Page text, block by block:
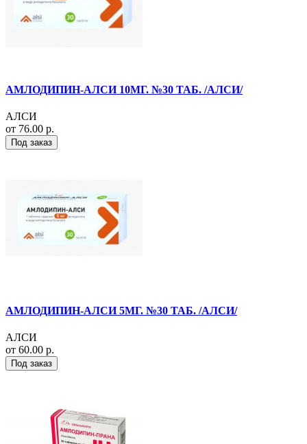
АМЛОДИПИН-АЛСИ 10МГ. №30 ТАБ. /АЛСИ/
АЛСИ
от 76.00 р.
Под заказ
АМЛОДИПИН-АЛСИ 5МГ. №30 ТАБ. /АЛСИ/
АЛСИ
от 60.00 р.
Под заказ